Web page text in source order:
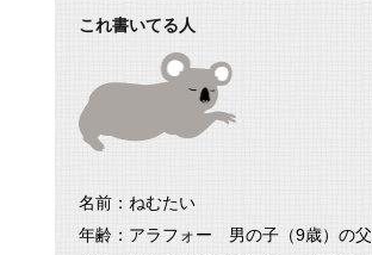
これ書いてる人
名前：ねむたい
年齢：アラフォー 男の子（9歳）の父